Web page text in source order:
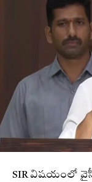
SIR విషయంలో